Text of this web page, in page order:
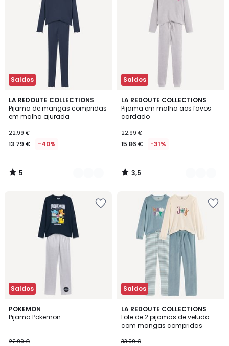
Saldos
LA REDOUTE COLLECTIONS
Pijama de mangas compridas
em malha ajurada
22.99 €
13.79 € -40%
5
/
5
2
Cores
5
/
Saldos
LA REDOUTE COLLECTIONS
Pijama em malha aos favos
cardado
22.99 €
15.86 € -31%
3,5
/ 5
2
Cores
3,5
/
Saldos
POKEMON
Pijama Pokemon
22.99 €
Saldos
LA REDOUTE COLLECTIONS
Lote de 2 pijamas de veludo
com mangas compridas
33.99 €
4,8
/ 5